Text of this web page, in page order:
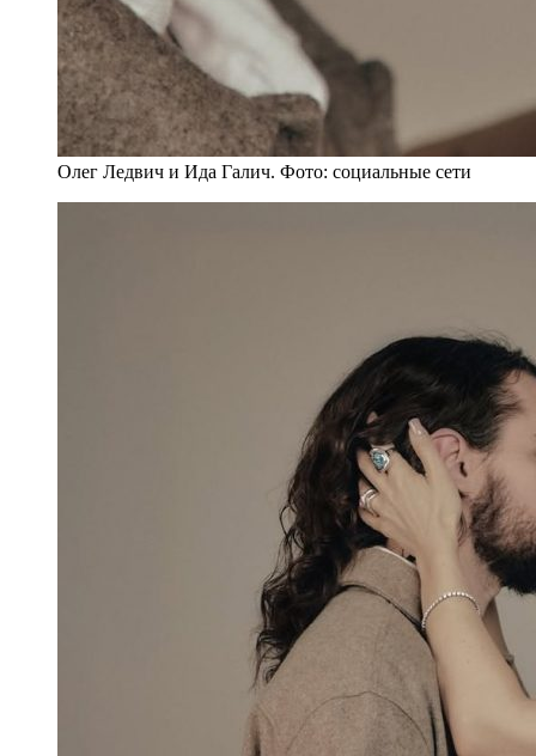
Олег Ледвич и Ида Галич. Фото: социальные сети